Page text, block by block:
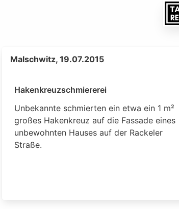
Malschwitz, 19.07.2015
Hakenkreuzschmiererei
Unbekannte schmierten ein etwa ein 1 m²
großes Hakenkreuz auf die Fassade eines
unbewohnten Hauses auf der Rackeler
Straße.